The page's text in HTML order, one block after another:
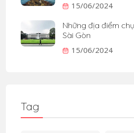
15/06/2024
Những địa điểm
Sài Gòn
15/06/2024
Tag